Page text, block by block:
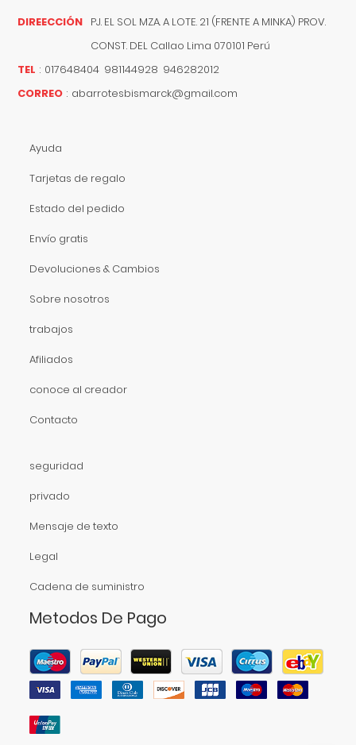
DIREECCIÓN PJ. EL SOL MZA. A LOTE. 21 (FRENTE A MINKA) PROV.
CONST. DEL Callao Lima 070101 Perú
TEL : 017648404 981144928 946282012
CORREO : abarrotesbismarck@gmail.com
Ayuda
Tarjetas de regalo
Estado del pedido
Envío gratis
Devoluciones & Cambios
Sobre nosotros
trabajos
Afiliados
conoce al creador
Contacto
seguridad
privado
Mensaje de texto
Legal
Cadena de suministro
Metodos De Pago